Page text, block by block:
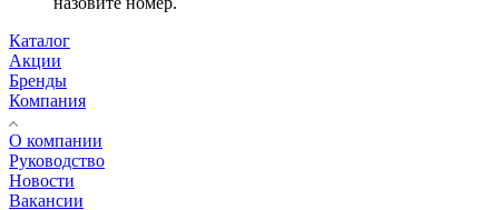
Каталог
Акции
Бренды
Компания
О компании
Руководство
Новости
Вакансии